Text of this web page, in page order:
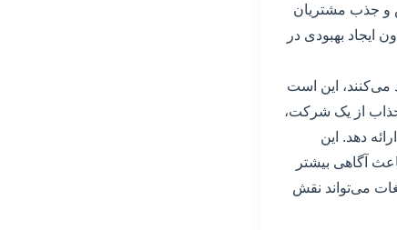
و جذب مشتریان
ایجاد بهبودی در
می‌کنند، این است
جذاب از یک شرکت،
دهد. این
آگاهی بیشتر
می‌تواند نقش